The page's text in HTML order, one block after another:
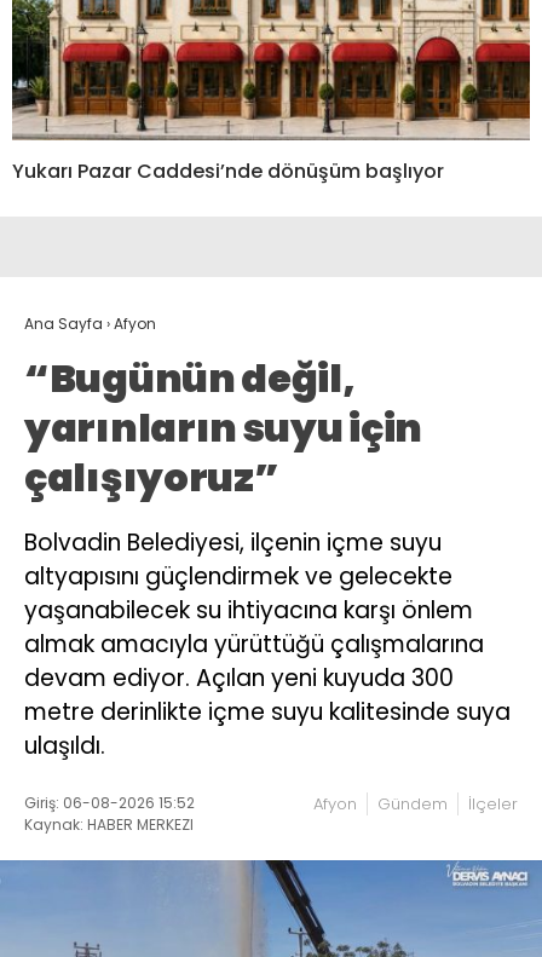
Yukarı Pazar Caddesi’nde dönüşüm başlıyor
Ana Sayfa ›Afyon
“Bugünün değil,
yarınların suyu için
çalışıyoruz”
Bolvadin Belediyesi, ilçenin içme suyu
altyapısını güçlendirmek ve gelecekte
yaşanabilecek su ihtiyacına karşı önlem
almak amacıyla yürüttüğü çalışmalarına
devam ediyor. Açılan yeni kuyuda 300
metre derinlikte içme suyu kalitesinde suya
ulaşıldı.
Giriş: 06-08-2026 15:52
Kaynak: HABER MERKEZI
Afyon Gündem İlçeler